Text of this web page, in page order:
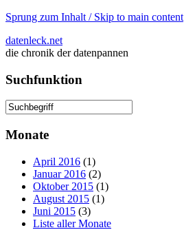
Sprung zum Inhalt / Skip to main content
datenleck.net
die chronik der datenpannen
Suchfunktion
Monate
April 2016 (1)
Januar 2016 (2)
Oktober 2015 (1)
August 2015 (1)
Juni 2015 (3)
Liste aller Monate